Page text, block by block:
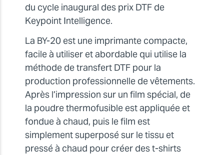
du cycle inaugural des prix DTF de
Keypoint Intelligence.
La BY-20 est une imprimante compacte,
facile à utiliser et abordable qui utilise la
méthode de transfert DTF pour la
production professionnelle de vêtements.
Après l’impression sur un film spécial, de
la poudre thermofusible est appliquée et
fondue à chaud, puis le film est
simplement superposé sur le tissu et
pressé à chaud pour créer des t-shirts